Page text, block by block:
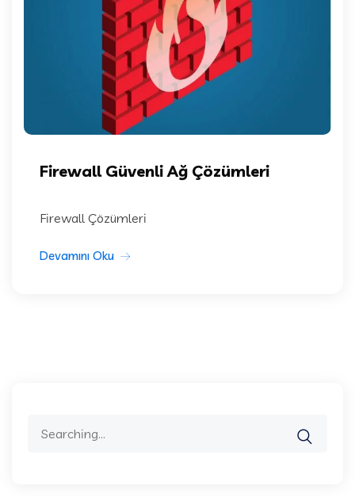
Firewall Güvenli Ağ Çözümleri
Firewall Çözümleri
Devamını Oku